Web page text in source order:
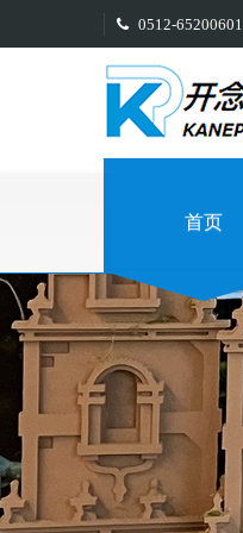
0512-65200601
首页